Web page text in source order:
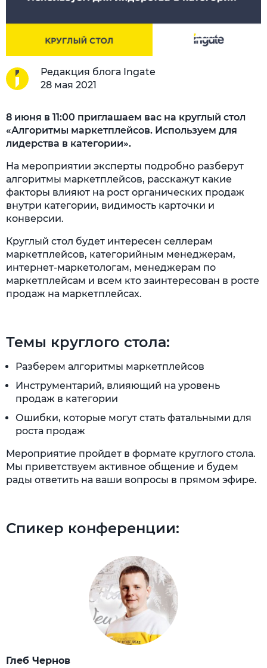
Редакция блога Ingate
28 мая 2021
8 июня в 11:00 приглашаем вас на круглый стол
«Алгоритмы маркетплейсов. Используем для
лидерства в категории».
На мероприятии эксперты подробно разберут
алгоритмы маркетплейсов, расскажут какие
факторы влияют на рост органических продаж
внутри категории, видимость карточки и
конверсии.
Круглый стол будет интересен селлерам
маркетплейсов, категорийным менеджерам,
интернет-маркетологам, менеджерам по
маркетплейсам и всем кто заинтересован в росте
продаж на маркетплейсах.
Темы круглого стола:
Разберем алгоритмы маркетплейсов
Инструментарий, влияющий на уровень
продаж в категории
Ошибки, которые могут стать фатальными для
роста продаж
Мероприятие пройдет в формате круглого стола.
Мы приветствуем активное общение и будем
рады ответить на ваши вопросы в прямом эфире.
Спикер конференции:
Глеб Чернов